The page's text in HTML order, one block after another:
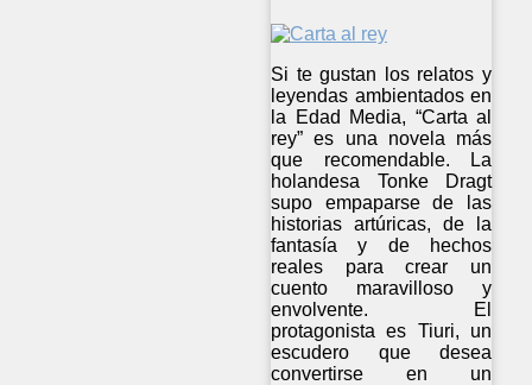
Si te gustan los relatos y
leyendas ambientados en
la Edad Media, “Carta al
rey” es una novela más
que recomendable. La
holandesa Tonke Dragt
supo empaparse de las
historias artúricas, de la
fantasía y de hechos
reales para crear un
cuento maravilloso y
envolvente. El
protagonista es Tiuri, un
escudero que desea
convertirse en un